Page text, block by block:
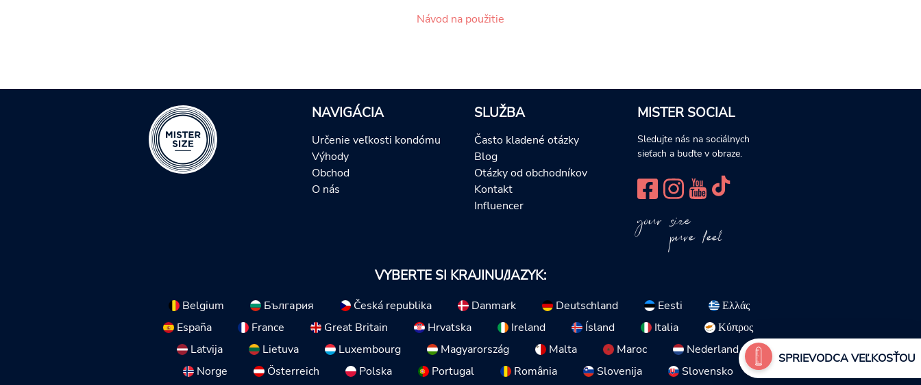
Návod na použitie
NAVIGÁCIA
Určenie veľkosti kondómu
Výhody
Obchod
O nás
SLUŽBA
Často kladené otázky
Blog
Otázky od obchodníkov
Kontakt
Influencer
MISTER SOCIAL
Sledujte nás na sociálnych
sieťach a buďte v obraze.
your size
pure feel
VYBERTE SI KRAJINU/JAZYK:
Belgium България Česká republika Danmark Deutschland Eesti
Ελλάς
España
France Great Britain Hrvatska Ireland Ísland Italia
Κύπρος
Latvija
Lietuva Luxembourg Magyarország Malta Maroc
Nederland
Norge
Österreich Polska Portugal România Slovenija Slovensko
SPRIEVODCA VEĽKOSŤOU